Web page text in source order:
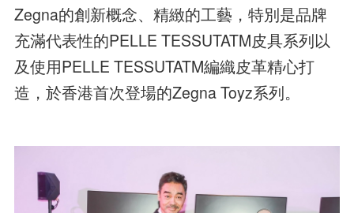
Zegna的創新概念、精緻的工藝，特別是品牌
充滿代表性的PELLE TESSUTATM皮具系列以
及使用PELLE TESSUTATM編織皮革精心打
造，於香港首次登場的Zegna Toyz系列。